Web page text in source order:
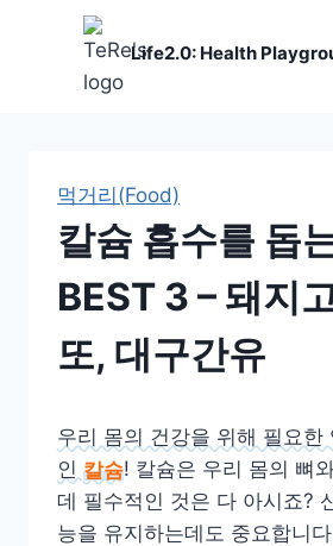
Life2.0: Health
먹거리(Food)
칼슘 흡수를 돕
BEST 3 – 돼지
또, 대구간유
우리 몸의 건강을 위해 필요한
인 칼슘! 칼슘은 우리 몸의 뼈
데 필수적인 것은 다 아시죠?
능을 유지하는데도 중요합니